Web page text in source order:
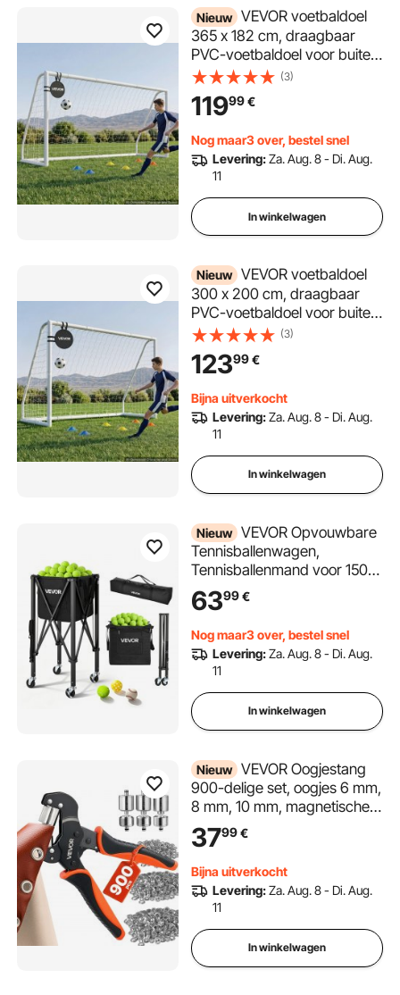
Nieuw VEVOR voetbaldoel
365 x 182 cm, draagbaar
PVC-voetbaldoel voor buiten
met PE-net, voor tuinen,
parken en scholen,
weerbestendig, met
Oxford-tas en stabiliteit bij
snelheden boven de 110
km/u.
(3)
11999€
Nog maar3 over, bestel snel
Levering:Za. Aug. 8 - Di. Aug.
11
In winkelwagen
Nieuw VEVOR voetbaldoel
300 x 200 cm, draagbaar
PVC-voetbaldoel voor buiten
met PE-net, voor tuinen,
parken en scholen,
weerbestendig, met
Oxford-tas en stabiliteit bij
snelheden boven de 110
km/u.
(3)
12399€
Bijna uitverkocht
Levering:Za. Aug. 8 - Di. Aug.
11
In winkelwagen
Nieuw VEVOR Opvouwbare
Tennisballenwagen,
Tennisballenmand voor 150
tennisballen, Inklapbare
ballenwagen met frame van
aluminiumlegering en
draagtas, Mobiele
ballenmand met wielen voor
opslag, Zwart
6399€
Nog maar3 over, bestel snel
Levering:Za. Aug. 8 - Di. Aug.
11
In winkelwagen
Nieuw VEVOR Oogjestang
900-delige set, oogjes 6 mm,
8 mm, 10 mm, magnetische
oogjespers, stalen
oogjespons met magnetische
kop, antislip handgreep,
geschikt voor leer, zeilen,
schoenen, knutselwerk en
3799€
Bijna uitverkocht
Levering:Za. Aug. 8 - Di. Aug.
11
In winkelwagen